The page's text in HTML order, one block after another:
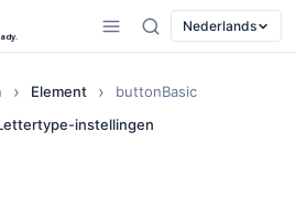
Nederlands
Element
buttonBasic
instellingen